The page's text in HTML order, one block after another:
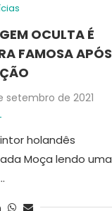
OCULTA É
FAMOSA APÓS
setembro de 2021
holandês
Moça lendo uma